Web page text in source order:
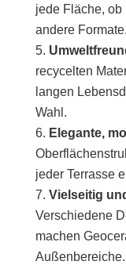
jede Fläche, ob
andere Formate.
recycelten
langen
Wahl.
Elegante,
jeder Terrasse
Vielseitig
Verschiedene
machen
Außenbereiche.